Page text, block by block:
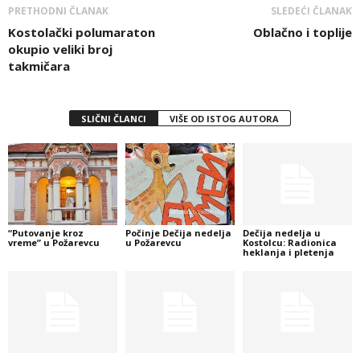
PRETHODNI ČLANAK
Kostolački polumaraton
okupio veliki broj
takmičara
SLEDEĆI ČLANAK
Oblačno i toplije
SLIČNI ČLANCI VIŠE OD ISTOG AUTORA
“Putovanje kroz
vreme” u Požarevcu
Počinje Dečija nedelja
u Požarevcu
Dečija nedelja u
Kostolcu: Radionica
heklanja i pletenja